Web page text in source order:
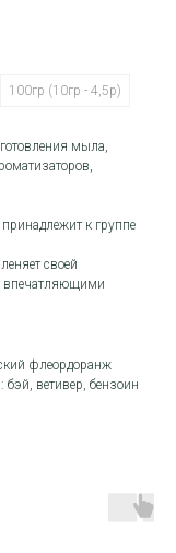
100гр (10гр - 4,5р)
мыла,
к группе
своей
впечатляющими
флеордоранж
ветивер, бензоин